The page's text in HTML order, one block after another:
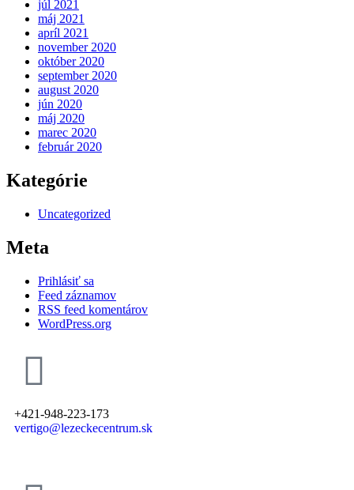
júl 2021
máj 2021
apríl 2021
november 2020
október 2020
september 2020
august 2020
jún 2020
máj 2020
marec 2020
február 2020
Kategórie
Uncategorized
Meta
Prihlásiť sa
Feed záznamov
RSS feed komentárov
WordPress.org
+421-948-223-173
vertigo@lezeckecentrum.sk